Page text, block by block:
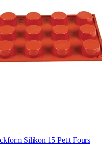
Silikon 15 Petit Fours